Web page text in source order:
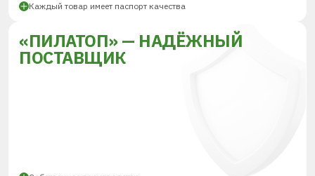
Каждый товар имеет паспорт качества
«ПИЛАТОП» — НАДЁЖНЫЙ
ПОСТАВЩИК